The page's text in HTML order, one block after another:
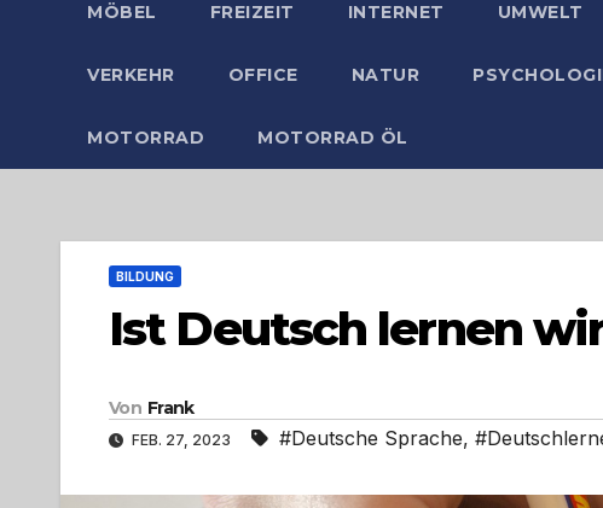
MÖBEL FREIZEIT INTERNET UMWELT
VERKEHR OFFICE NATUR
MOTORRAD MOTORRAD ÖL
BILDUNG
Ist Deutsch lernen
Von Frank
FEB. 27, 2023 #Deutsche Sprache,